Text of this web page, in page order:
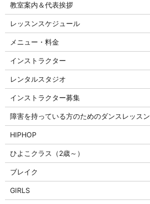
教室案内＆代表挨拶
レッスンスケジュール
メニュー・料金
インストラクター
レンタルスタジオ
インストラクター募集
障害を持っている方のためのダンスレッスン
HIPHOP
ひよこクラス（2歳～）
ブレイク
GIRLS